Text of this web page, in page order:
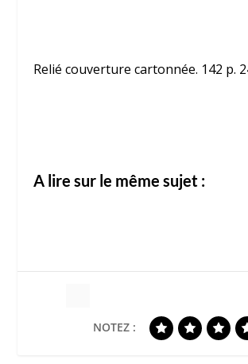
Relié couverture cartonnée. 142 p.
A lire sur le même sujet :
NOTEZ :